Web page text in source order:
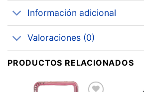
Información adicional
Valoraciones (0)
PRODUCTOS RELACIONADOS